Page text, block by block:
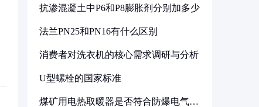
抗渗混凝土中P6和P8膨胀剂分别加多少
法兰PN25和PN16有什么区别
消费者对洗衣机的核心需求调研与分析
U型螺栓的国家标准
煤矿用电热取暖器是否符合防爆电气设